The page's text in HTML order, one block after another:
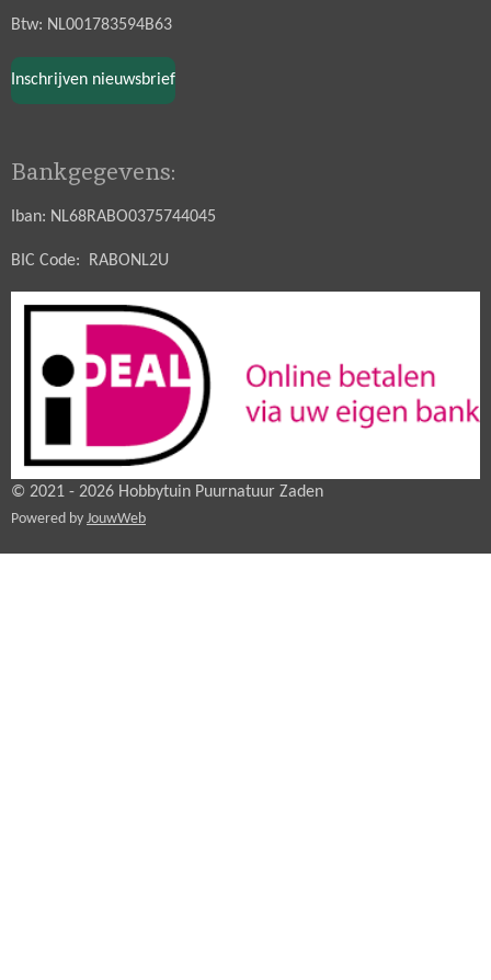
Btw: NL001783594B63
Inschrijven nieuwsbrief
Bankgegevens:
Iban: NL68RABO0375744045
BIC Code: RABONL2U
© 2021 - 2026 Hobbytuin Puurnatuur Zaden
Powered by JouwWeb